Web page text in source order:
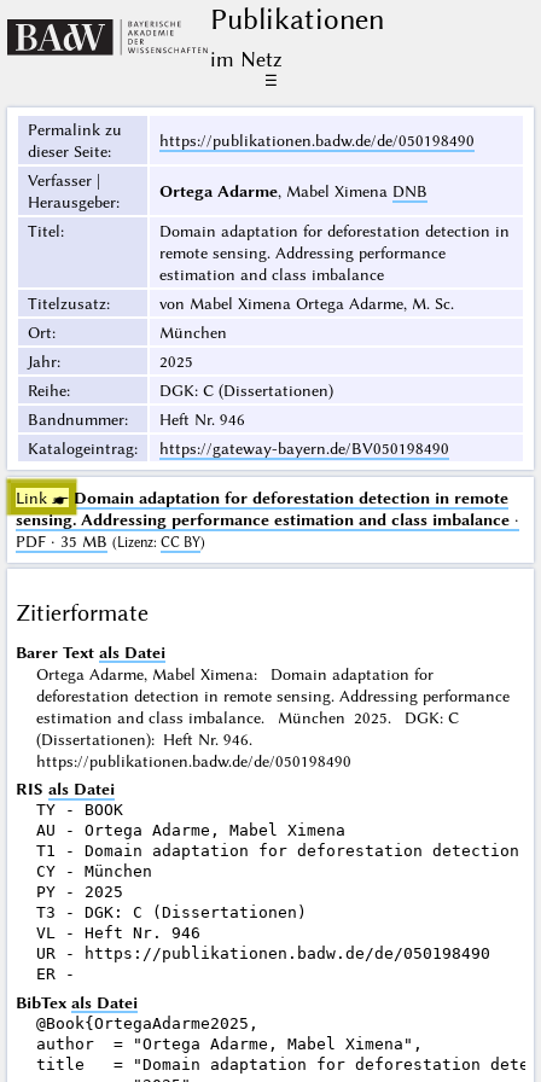
Publikationen
im Netz
☰
Permalink zu
dieser Seite:
https://publikationen.badw.de/de/050198490
Verfasser |
Herausgeber:
Ortega Adarme, Mabel Ximena DNB
Titel:
Domain adaptation for deforestation detection in
remote sensing. Addressing performance
estimation and class imbalance
Titelzusatz:
von Mabel Ximena Ortega Adarme, M. Sc.
Ort:
München
Jahr:
2025
Reihe:
DGK: C (Dissertationen)
Bandnummer:
Heft Nr. 946
Katalogeintrag: https://gateway-bayern.de/BV050198490
Link ☛ Domain adaptation for deforestation detection in remote
sensing. Addressing performance estimation and class imbalance·
PDF · 35 MB (Lizenz: CC BY)
Zitierformate
Barer Text als Datei
Ortega Adarme, Mabel Ximena: Domain adaptation for
deforestation detection in remote sensing. Addressing performance
estimation and class imbalance. München 2025. DGK: C
(Dissertationen): Heft Nr. 946.
https://publikationen.badw.de/de/050198490
RIS als Datei
TY - BOOK
AU - Ortega Adarme, Mabel Ximena
T1 - Domain adaptation for deforestation detection
CY - München
PY - 2025
T3 - DGK: C (Dissertationen)
VL - Heft Nr. 946
UR - https://publikationen.badw.de/de/050198490
BibTex als Datei
@Book{OrtegaAdarme2025,
author  = "Ortega Adarme, Mabel Ximena",
title   = "Domain adaptation for deforestation